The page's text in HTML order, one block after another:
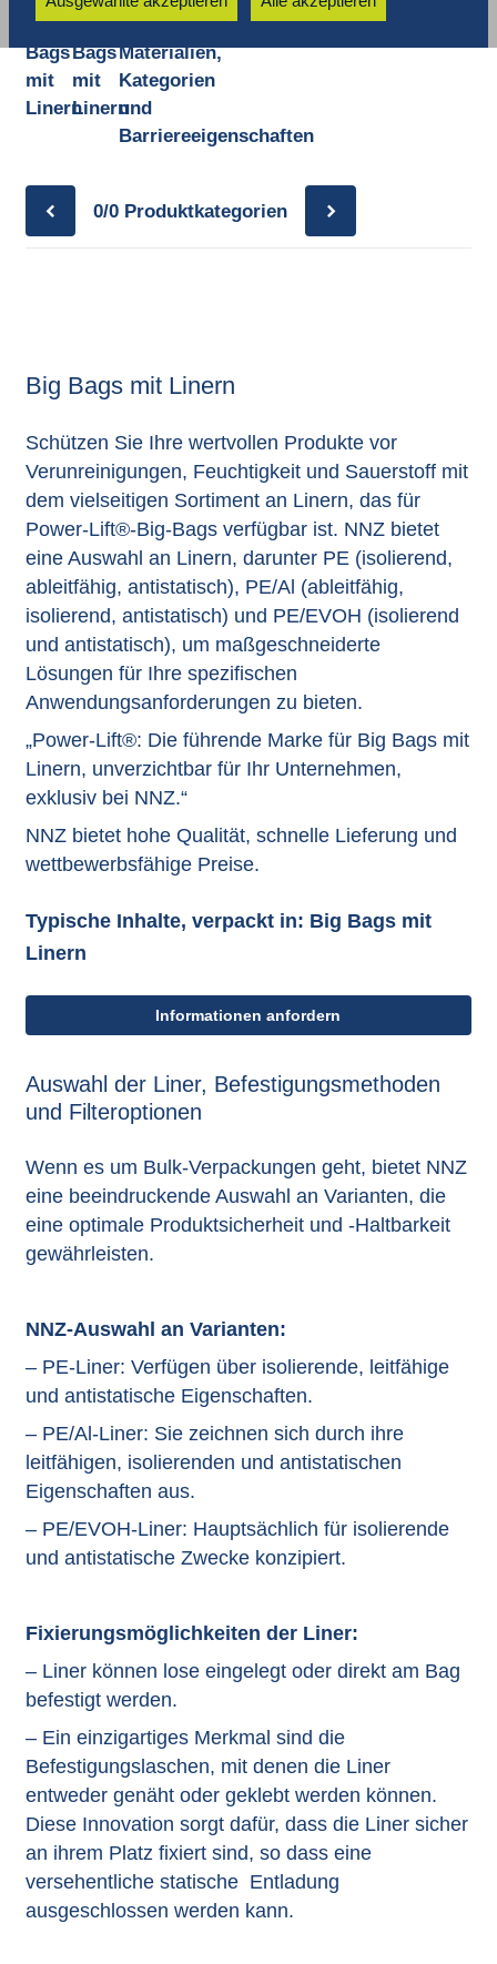
Big
Bags
mit
Linern
Big
Bags
mit
Linern
Linern
Materialien,
Kategorien
und
Barriereeigenschaften
0/0 Produktkategorien
Big Bags mit Linern
Schützen Sie Ihre wertvollen Produkte vor
Verunreinigungen, Feuchtigkeit und Sauerstoff mit
dem vielseitigen Sortiment an Linern, das für
Power-Lift®-Big-Bags verfügbar ist. NNZ bietet
eine Auswahl an Linern, darunter PE (isolierend,
ableitfähig, antistatisch), PE/Al (ableitfähig,
isolierend, antistatisch) und PE/EVOH (isolierend
und antistatisch), um maßgeschneiderte
Lösungen für Ihre spezifischen
Anwendungsanforderungen zu bieten.
„Power-Lift®: Die führende Marke für Big Bags mit
Linern, unverzichtbar für Ihr Unternehmen,
exklusiv bei NNZ.“
NNZ bietet hohe Qualität, schnelle Lieferung und
wettbewerbsfähige Preise.
Typische Inhalte, verpackt in: Big Bags mit
Linern
Informationen anfordern
Auswahl der Liner, Befestigungsmethoden
und Filteroptionen
Wenn es um Bulk-Verpackungen geht, bietet NNZ
eine beeindruckende Auswahl an Varianten, die
eine optimale Produktsicherheit und -Haltbarkeit
gewährleisten.
NNZ-Auswahl an Varianten:
– PE-Liner: Verfügen über isolierende, leitfähige
und antistatische Eigenschaften.
– PE/Al-Liner: Sie zeichnen sich durch ihre
leitfähigen, isolierenden und antistatischen
Eigenschaften aus.
– PE/EVOH-Liner: Hauptsächlich für isolierende
und antistatische Zwecke konzipiert.
Fixierungsmöglichkeiten der Liner:
– Liner können lose eingelegt oder direkt am Bag
befestigt werden.
– Ein einzigartiges Merkmal sind die
Befestigungslaschen, mit denen die Liner
entweder genäht oder geklebt werden können.
Diese Innovation sorgt dafür, dass die Liner sicher
an ihrem Platz fixiert sind, so dass eine
versehentliche statische Entladung
ausgeschlossen werden kann.